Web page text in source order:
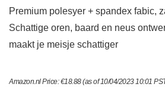
Premium polesyer + spandex fabic,
Schattige oren, baard en neus
maakt je meisje schattiger
Amazon.nl Price:€18.88(as of 10/04/2023 10:01